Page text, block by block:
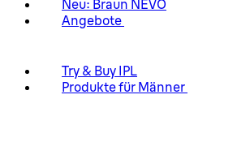
Neu: Braun NEVO
Angebote
Try & Buy IPL
Produkte für Männer